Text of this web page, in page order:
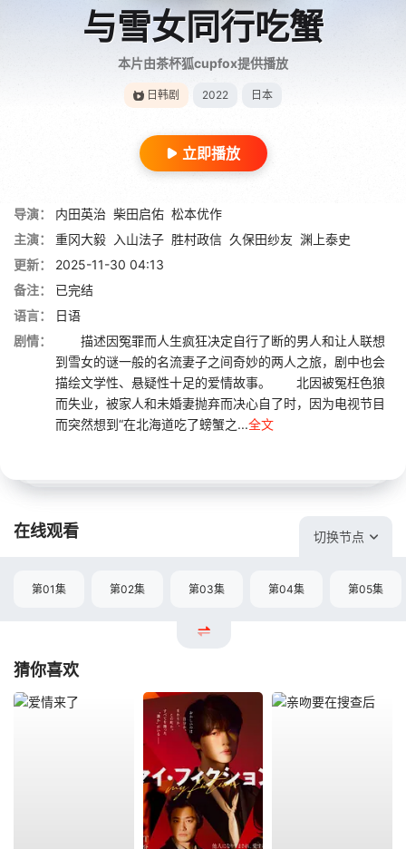
与雪女同行吃蟹
本片由茶杯狐cupfox提供播放
日韩剧 2022 日本
立即播放
导演： 内田英治 柴田启佑 松本优作
主演：
重冈大毅 入山法子 胜村政信 久保田纱友 渊上泰史
更新：
2025-11-30 04:13
备注：
已完结
语言：
日语
剧情：
描述因冤罪而人生疯狂决定自行了断的男人和让人联想
到雪女的谜一般的名流妻子之间奇妙的两人之旅，剧中也会
描绘文学性、悬疑性十足的爱情故事。 北因被冤枉色狼
而失业，被家人和未婚妻抛弃而决心自了时，因为电视节目
而突然想到“在北海道吃了螃蟹之...全文
在线观看 切换节点
第01集 第02集 第03集 第04集 第05集
猜你喜欢